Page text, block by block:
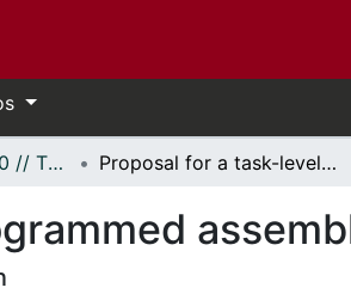
Thèses, 1910 - 2010 // Theses, 1910 - 2010 Proposal for a task-level programmed assembly system.